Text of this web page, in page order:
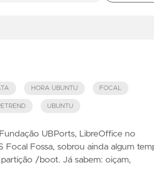
HORA UBUNTU FOCAL
UBUNTU
UBPorts, LibreOffice no
Fossa, sobrou ainda algum
/boot. Já sabem: oiçam,